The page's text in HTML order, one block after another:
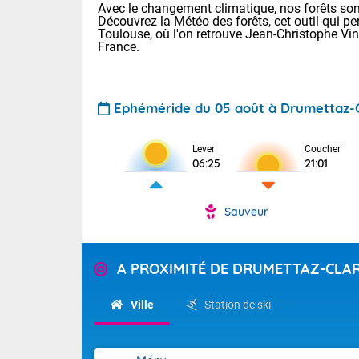
Pour la
Tendance
Avec le changement climatique, nos forêts
Découvrez la Météo des forêts, cet outil qui
Toulouse, où l'on retrouve Jean-Christophe
France.
Ephéméride du 05 août à
Lever
06:25
Coucher
21:01
Sauveur
A PROXIMITÉ DE DRUMETTAZ-
Ville Station de ski
Voici les
Lyon : 32
25 Nancy :
(84). Sur le
Sur les